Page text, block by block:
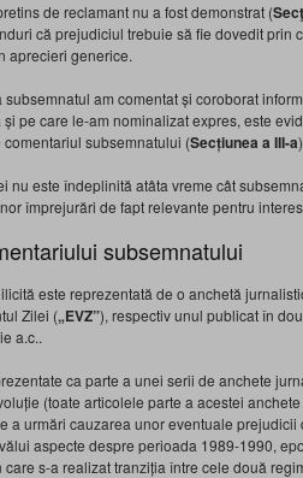
de reclamant nu a fost demonstrat (
că prejudiciul trebuie să fie dovedit prin
aprecieri generice.
am comentat și coroborat
pe care le-am nominalizat expres, este
subsemnatului (Secțiunea a III-a
nu este îndeplinită atâta vreme cât
împrejurări de fapt relevante pentru
subsemnatului
este reprezentată de o anchetă
Zilei („EVZ”), respectiv unul publicat în
a.c..
ca parte a unei serii de anchete
(toate articolele parte a acestei
a urmări cauzarea unor eventuale
aspecte despre perioada 1989-1990,
s-a realizat tranziția între cele două